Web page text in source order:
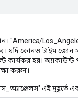
"America/
যদি কোনও টাইম জোন
কার্যকর হয়।
করুন।
এই মুহূর্তে